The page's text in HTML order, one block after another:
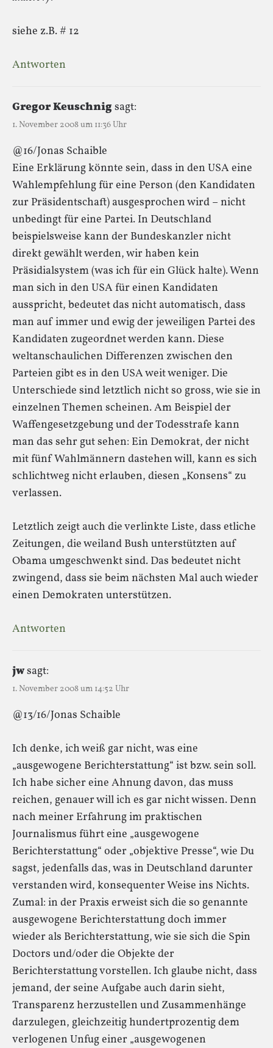
siehe z.B. # 12
Antworten
Gregor Keuschnigsagt:
1. November 2008 um 11:36 Uhr
@16/Jonas Schaible
Eine Erklärung könnte sein, dass in den USA eine
Wahlempfehlung für eine Person (den Kandidaten
zur Präsidentschaft) ausgesprochen wird – nicht
unbedingt für eine Partei. In Deutschland
beispielsweise kann der Bundeskanzler nicht
direkt gewählt werden, wir haben kein
Präsidialsystem (was ich für ein Glück halte). Wenn
man sich in den USA für einen Kandidaten
ausspricht, bedeutet das nicht automatisch, dass
man auf immer und ewig der jeweiligen Partei des
Kandidaten zugeordnet werden kann. Diese
weltanschaulichen Differenzen zwischen den
Parteien gibt es in den USA weit weniger. Die
Unterschiede sind letztlich nicht so gross, wie sie in
einzelnen Themen scheinen. Am Beispiel der
Waffengesetzgebung und der Todesstrafe kann
man das sehr gut sehen: Ein Demokrat, der nicht
mit fünf Wahlmännern dastehen will, kann es sich
schlichtweg nicht erlauben, diesen „Konsens“ zu
verlassen.
Letztlich zeigt auch die verlinkte Liste, dass etliche
Zeitungen, die weiland Bush unterstützten auf
Obama umgeschwenkt sind. Das bedeutet nicht
zwingend, dass sie beim nächsten Mal auch wieder
einen Demokraten unterstützen.
Antworten
jwsagt:
1. November 2008 um 14:52 Uhr
@13/16/Jonas Schaible
Ich denke, ich weiß gar nicht, was eine
„ausgewogene Berichterstattung“ ist bzw. sein soll.
Ich habe sicher eine Ahnung davon, das muss
reichen, genauer will ich es gar nicht wissen. Denn
nach meiner Erfahrung im praktischen
Journalismus führt eine „ausgewogene
Berichterstattung“ oder „objektive Presse“, wie Du
sagst, jedenfalls das, was in Deutschland darunter
verstanden wird, konsequenter Weise ins Nichts.
Zumal: in der Praxis erweist sich die so genannte
ausgewogene Berichterstattung doch immer
wieder als Berichterstattung, wie sie sich die Spin
Doctors und/oder die Objekte der
Berichterstattung vorstellen. Ich glaube nicht, dass
jemand, der seine Aufgabe auch darin sieht,
Transparenz herzustellen und Zusammenhänge
darzulegen, gleichzeitig hundertprozentig dem
verlogenen Unfug einer „ausgewogenen